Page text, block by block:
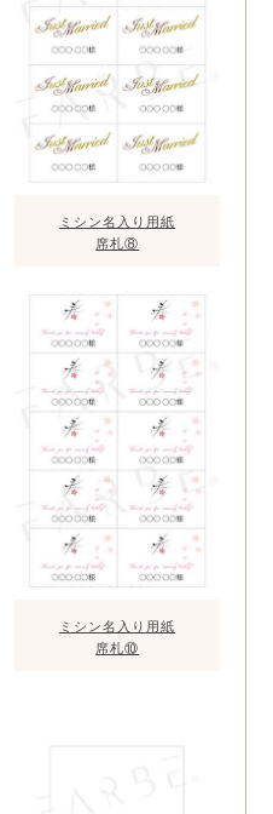
ミシン名入り用紙
席札⑧
ミシン名入り用紙
席札⑩